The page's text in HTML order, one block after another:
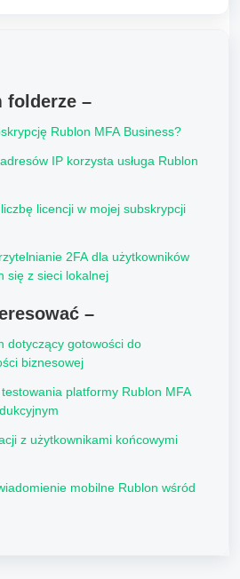
folderze –
Rublon MFA Business?
IP korzysta usługa Rublon
licencji w mojej subskrypcji
2FA dla użytkowników
się z sieci lokalnej
–
dotyczący gotowości do
biznesowej
platformy Rublon MFA
z użytkownikami końcowymi
mobilne Rublon wśród